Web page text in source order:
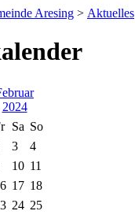
Aresing > Aktuelles
2024
Sa So
3
4
10 11
17 18
24 25